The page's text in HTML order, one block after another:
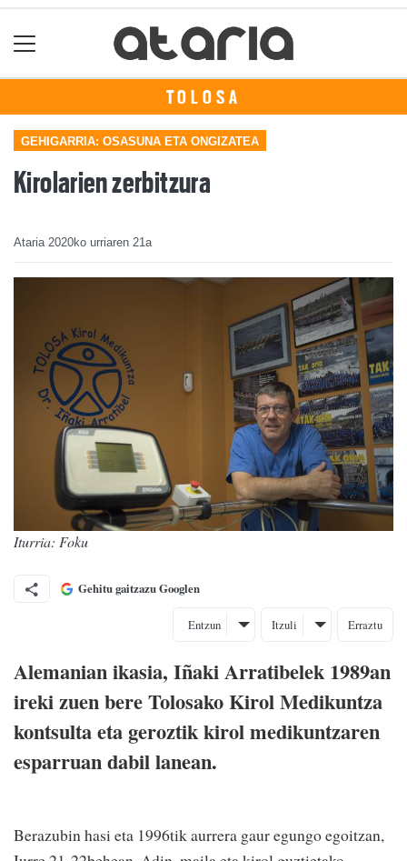
TOLOSA
GEHIGARRIA: OSASUNA ETA ONGIZATEA
Kirolarien zerbitzura
Ataria 2020ko urriaren 21a
Iturria: Foku
Gehitu gaitzazu Googlen
Entzun Itzuli Erraztu
Alemanian ikasia, Iñaki Arratibelek 1989an
ireki zuen bere Tolosako Kirol Medikuntza
kontsulta eta geroztik kirol medikuntzaren
esparruan dabil lanean.
Berazubin hasi eta 1996tik aurrera gaur egungo egoitzan,